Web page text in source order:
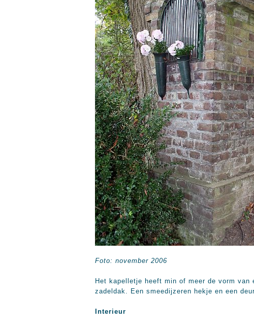
Foto: november 2006
Het kapelletje heeft min of meer de vorm
zadeldak. Een smeedijzeren hekje en een
Interieur